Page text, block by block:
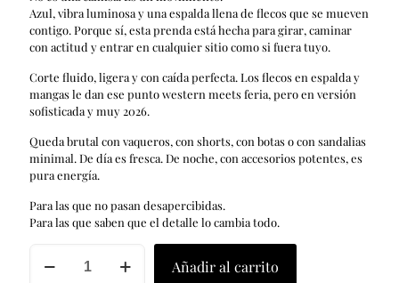
Azul, vibra luminosa y una espalda llena de flecos que se mueven
contigo. Porque sí, esta prenda está hecha para girar, caminar
con actitud y entrar en cualquier sitio como si fuera tuyo.
Corte fluido, ligera y con caída perfecta. Los flecos en espalda y
mangas le dan ese punto western meets feria, pero en versión
sofisticada y muy 2026.
Queda brutal con vaqueros, con shorts, con botas o con sandalias
minimal. De día es fresca. De noche, con accesorios potentes, es
pura energía.
Para las que no pasan desapercibidas.
Para las que saben que el detalle lo cambia todo.
T.M/L
Añadir al carrito